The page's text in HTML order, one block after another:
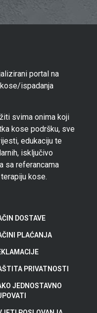
portal na
ispadanja
svima onima koji
kose podršku, sve
edukaciju te
isključivo
sa referancama
kose.
DOSTAVE
PLAĆANJA
PRIVATNOSTI
JEDNOSTAVNO